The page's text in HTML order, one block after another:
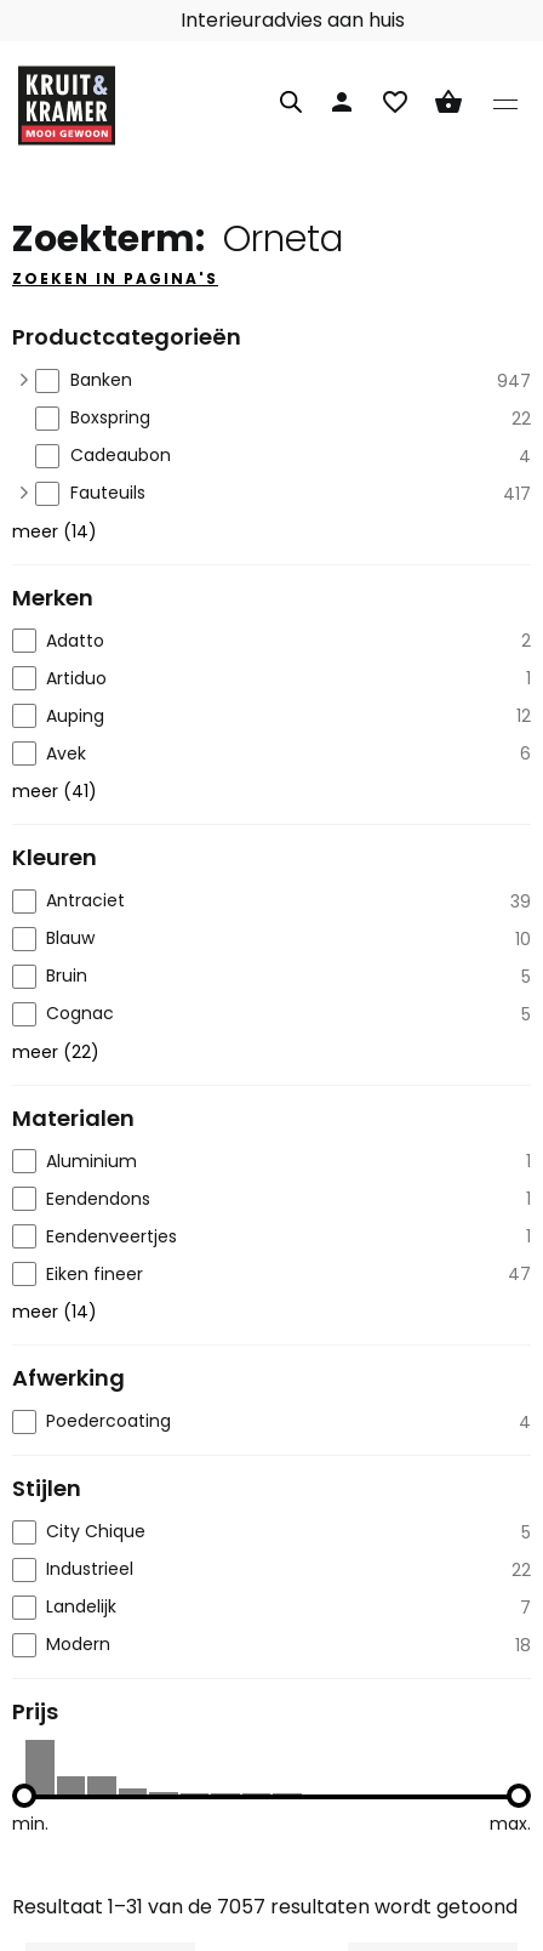
Interieuradvies aan huis
person favorite_border shopping_basket
Zoekterm: Orneta
ZOEKEN IN PAGINA'S
Productcategorieën
Banken
947
Boxspring
22
Cadeaubon
4
Fauteuils
417
meer (14)
Merken
Adatto
2
Artiduo
1
Auping
12
Avek
6
meer (41)
Kleuren
Antraciet
39
Blauw
10
Bruin
5
Cognac
5
meer (22)
Materialen
Aluminium
1
Eendendons
1
Eendenveertjes
1
Eiken fineer
47
meer (14)
Afwerking
Poedercoating 4
Stijlen
City Chique
5
Industrieel
22
Landelijk
7
Modern
18
Prijs
min. max.
Resultaat 1–31 van de 7057 resultaten wordt getoond
Gesorteerd